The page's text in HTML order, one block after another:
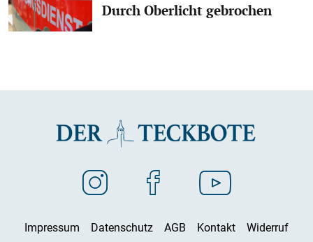
Durch Oberlicht gebrochen
Impressum Datenschutz AGB Kontakt
Widerruf